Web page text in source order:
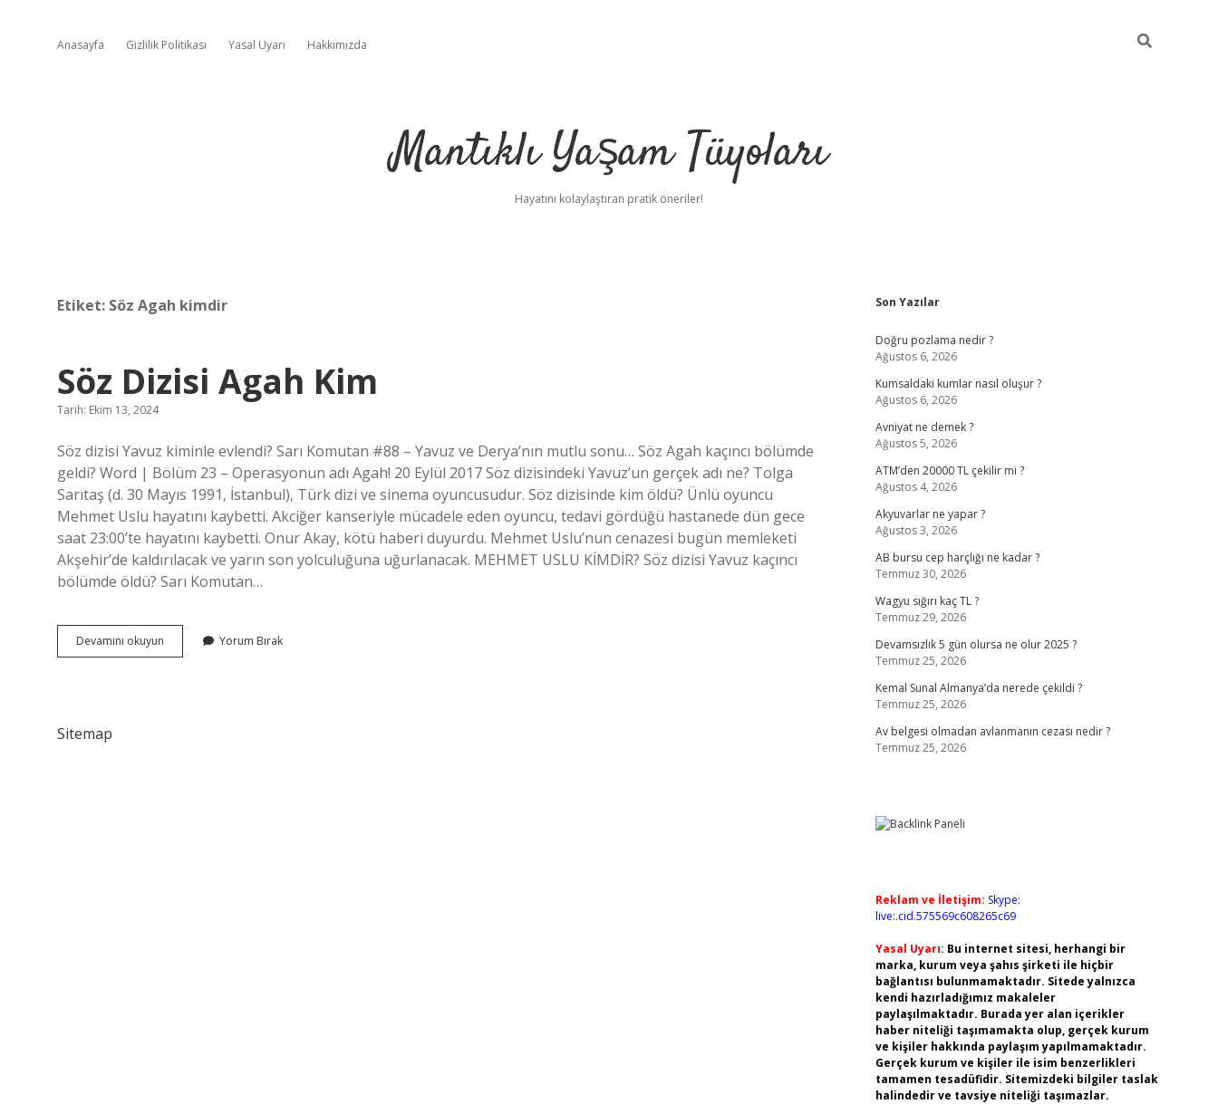
Anasayfa Gizlilik Politikası Yasal Uyarı Hakkımızda
Mantıklı Yaşam Tüyoları
Hayatını kolaylaştıran pratik öneriler!
Etiket: Söz Agah kimdir
Söz Dizisi Agah Kim
Tarih: Ekim 13, 2024
Söz dizisi Yavuz kiminle evlendi? Sarı Komutan #88 – Yavuz ve Derya’nın mutlu sonu… Söz Agah kaçıncı bölümde
geldi? Word | Bölüm 23 – Operasyonun adı Agah! 20 Eylül 2017 Söz dizisindeki Yavuz’un gerçek adı ne? Tolga
Sarıtaş (d. 30 Mayıs 1991, İstanbul), Türk dizi ve sinema oyuncusudur. Söz dizisinde kim öldü? Ünlü oyuncu
Mehmet Uslu hayatını kaybetti. Akciğer kanseriyle mücadele eden oyuncu, tedavi gördüğü hastanede dün gece
saat 23:00’te hayatını kaybetti. Onur Akay, kötü haberi duyurdu. Mehmet Uslu’nun cenazesi bugün memleketi
Akşehir’de kaldırılacak ve yarın son yolculuğuna uğurlanacak. MEHMET USLU KİMDİR? Söz dizisi Yavuz kaçıncı
bölümde öldü? Sarı Komutan…
Devamını okuyun
Dizisi
Yorum Bırak
Sitemap
Sidebar
Son Yazılar
Doğru pozlama nedir ?
Ağustos 6, 2026
Kumsaldaki kumlar nasıl oluşur ?
Ağustos 6, 2026
Avniyat ne demek ?
Ağustos 5, 2026
ATM’den 20000 TL çekilir mi ?
Ağustos 4, 2026
Akyuvarlar ne yapar ?
Ağustos 3, 2026
AB bursu cep harçlığı ne kadar ?
Temmuz 30, 2026
Wagyu sığırı kaç TL ?
Temmuz 29, 2026
Devamsızlık 5 gün olursa ne olur 2025 ?
Temmuz 25, 2026
Kemal Sunal Almanya’da nerede çekildi ?
Temmuz 25, 2026
Av belgesi olmadan avlanmanın cezası nedir ?
Temmuz 25, 2026
Reklam ve İletişim: Skype:
live:.cid.575569c608265c69
Yasal Uyarı: Bu internet sitesi, herhangi bir
marka, kurum veya şahıs şirketi ile hiçbir
bağlantısı bulunmamaktadır. Sitede yalnızca
kendi hazırladığımız makaleler
paylaşılmaktadır. Burada yer alan içerikler
haber niteliği taşımamakta olup, gerçek kurum
ve kişiler hakkında paylaşım yapılmamaktadır.
Gerçek kurum ve kişiler ile isim benzerlikleri
tamamen tesadüfidir. Sitemizdeki bilgiler taslak
halindedir ve tavsiye niteliği taşımazlar.